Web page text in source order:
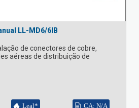
LL-MD6/6IB
de conectores de cobre,
aéreas de distribuição de
Leal* CA: N/A